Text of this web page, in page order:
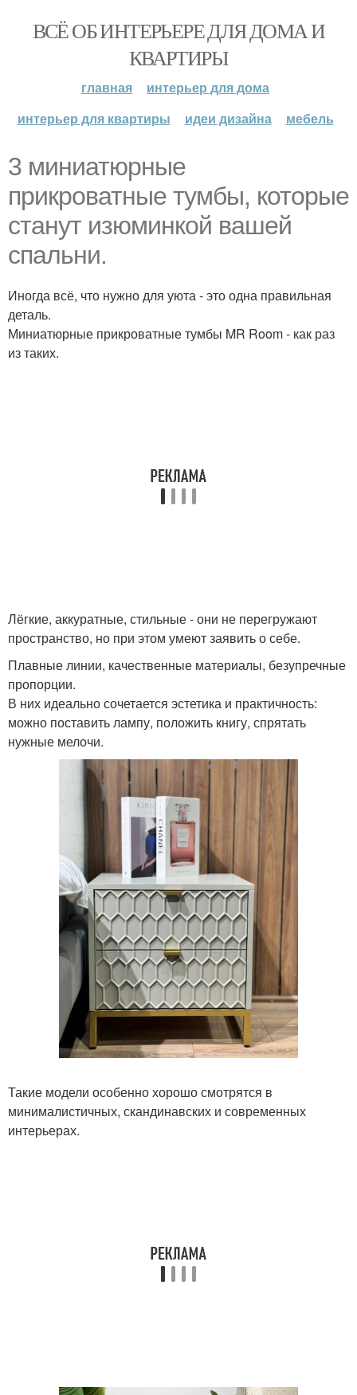
ВСЁ ОБ ИНТЕРЬЕРЕ ДЛЯ ДОМА И
КВАРТИРЫ
главная
интерьер для дома
интерьер для квартиры
идеи дизайна мебель
3 миниатюрные
прикроватные тумбы, которые
станут изюминкой вашей
спальни.
Иногда всё, что нужно для уюта - это одна правильная
деталь.
Миниатюрные прикроватные тумбы MR Room - как раз
из таких.
Лёгкие, аккуратные, стильные - они не перегружают
пространство, но при этом умеют заявить о себе.
Плавные линии, качественные материалы, безупречные
пропорции.
В них идеально сочетается эстетика и практичность:
можно поставить лампу, положить книгу, спрятать
нужные мелочи.
Такие модели особенно хорошо смотрятся в
минималистичных, скандинавских и современных
интерьерах.